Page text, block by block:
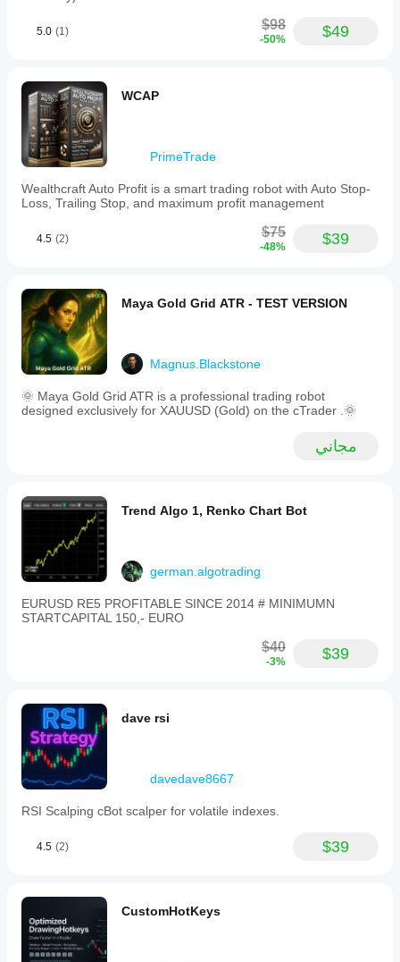
على
والفروقات
وجودة
التنفيذ.
يساعدك
اختبار
البوت في
الخاصة
على فهم
في
5.0 (1) $98
-50% $49
WCAP
PrimeTrade
Wealthcraft Auto Profit is a smart trading robot with Auto Stop-
Loss, Trailing Stop, and maximum profit management
4.5 (2) $75
-48% $39
Maya Gold Grid ATR - TEST VERSION
Magnus.Blackstone
🌞 Maya Gold Grid ATR is a professional trading robot
designed exclusively for XAUUSD (Gold) on the cTrader .🌞
مجاني
Trend Algo 1, Renko Chart Bot
german.algotrading
EURUSD RE5 PROFITABLE SINCE 2014 # MINIMUMN
STARTCAPITAL 150,- EURO
$40
-3% $39
dave rsi
davedave8667
RSI Scalping cBot scalper for volatile indexes.
4.5 (2) $39
CustomHotKeys